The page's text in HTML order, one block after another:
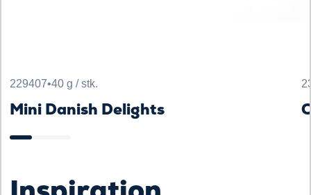
229407•40 g / stk.
Mini Danish Delights